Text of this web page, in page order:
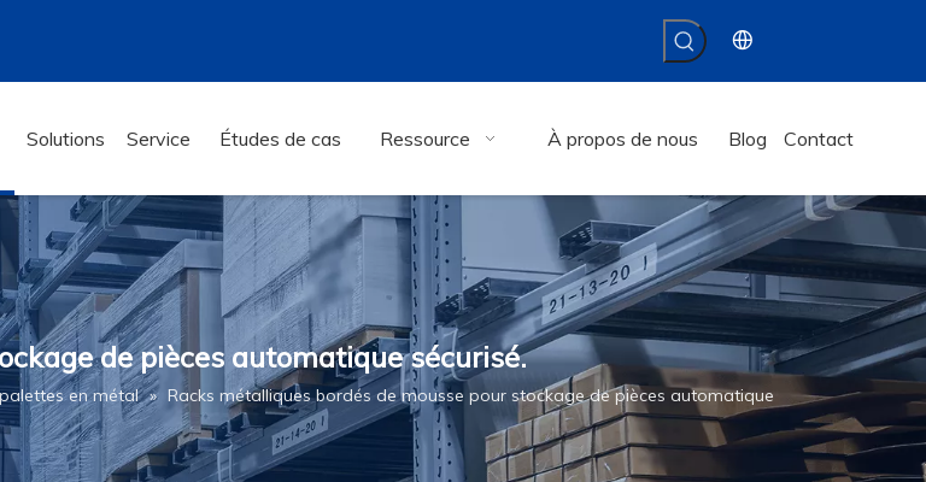
Solutions Service Études de cas Ressource À propos de nous Blog Contact
de pièces automatique sécurisé.
en métal » Racks métalliques bordés de mousse pour stockage de pièces automatique